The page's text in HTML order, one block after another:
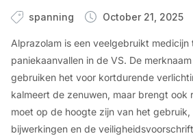
spanning October 21, 2025
Alprazolam is een veelgebruikt medicijn
paniekaanvallen in de VS. De
gebruiken het voor kortdurende
kalmeert de zenuwen, maar brengt ook
moet op de hoogte zijn van het
bijwerkingen en de